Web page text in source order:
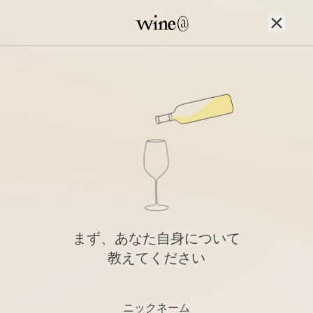
まず、あなた自身について
教えてください
ニックネーム